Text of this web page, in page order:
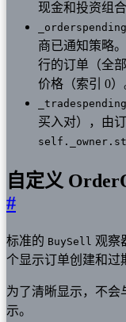
现金和投资组合
_orderspending
商已通知策略。
行的订单（全
价格（索引 0）
_tradespending
买入对），由
自定义
#
标准的 BuySell 观察
个显示订单创建和过
为了清晰显示，不会
示。